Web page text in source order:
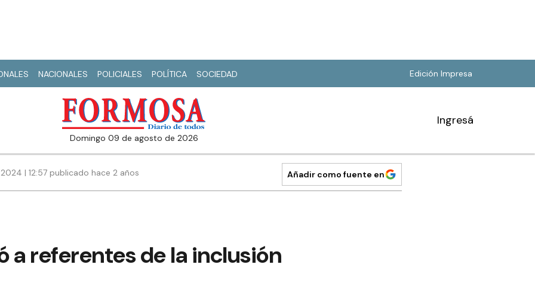
NACIONALES POLICIALES POLÍTICA SOCIEDAD Edición Impresa
domingo 09 de agosto de 2026
Ingresá
| 12:57 publicado hace 2 años Añadir como fuente en
a referentes de la inclusión